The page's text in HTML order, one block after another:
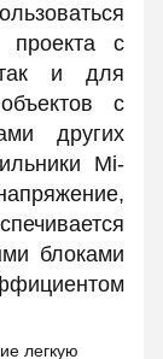
проекта с
и для
с
других
Mi-
блоками